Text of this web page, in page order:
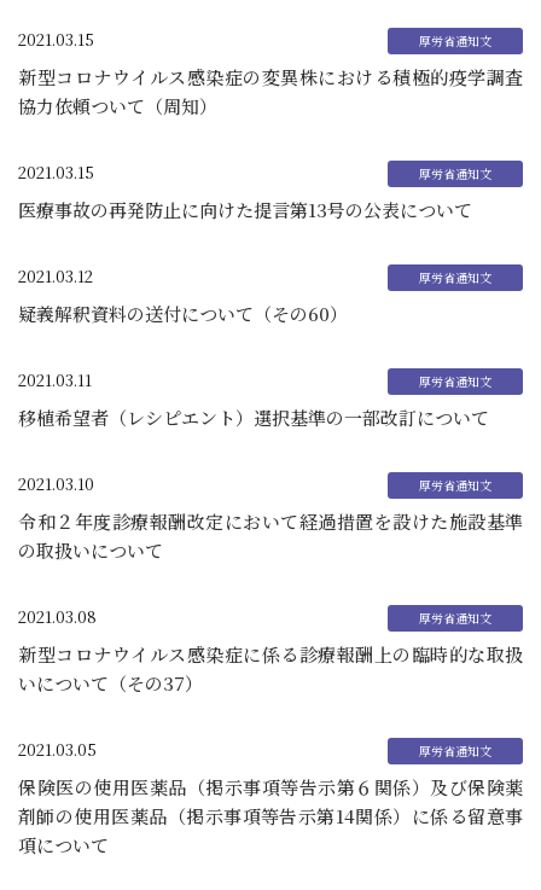
2021.03.15
新型コロナウイルス感染症の変異株における積極的疫学調査
協力依頼ついて（周知）
2021.03.15
医療事故の再発防止に向けた提言第13号の公表について
2021.03.12
疑義解釈資料の送付について（その60）
2021.03.11
移植希望者（レシピエント）選択基準の一部改訂について
2021.03.10
令和２年度診療報酬改定において経過措置を設けた施設基準
の取扱いについて
2021.03.08
新型コロナウイルス感染症に係る診療報酬上の臨時的な取扱
いについて（その37）
2021.03.05
保険医の使用医薬品（掲示事項等告示第６関係）及び保険薬
剤師の使用医薬品（掲示事項等告示第14関係）に係る留意事
項について